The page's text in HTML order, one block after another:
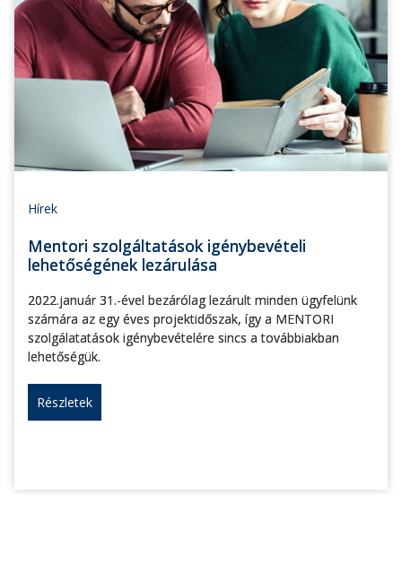
Hírek
Mentori szolgáltatások igénybevételi
lehetőségének lezárulása
2022.január 31.-ével bezárólag lezárult minden ügyfelünk
számára az egy éves projektidőszak, így a MENTORI
szolgálatatások igénybevételére sincs a továbbiakban
lehetőségük.
Részletek